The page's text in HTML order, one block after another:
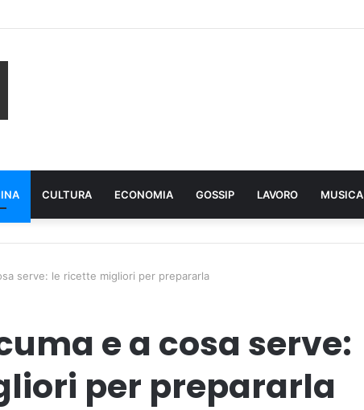
CULTURA ECONOMIA GOSSIP LAVORO MUSICA
serve: le ricette migliori per prepararla
e a cosa serve:
per prepararla